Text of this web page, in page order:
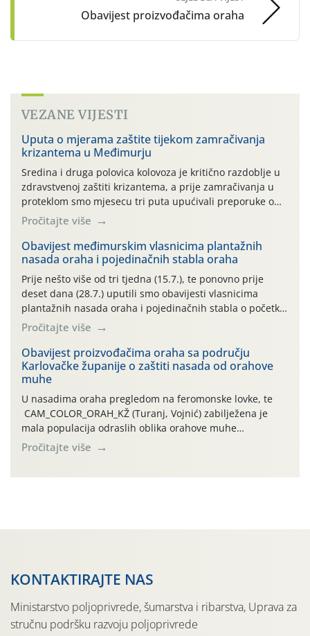
Obavijest proizvođačima oraha
VEZANE VIJESTI
Uputa o mjerama zaštite tijekom zamračivanja
krizantema u Međimurju
Sredina i druga polovica kolovoza je kritično razdoblje u
zdravstvenoj zaštiti krizantema, a prije zamračivanja u
proteklom smo mjesecu tri puta upućivali preporuke o
preventivnim mjerama zaštite krizantema od najčešćih
uzročnika bolesti, štetnika i fito-fagnih grinja (23.7., 14.7.,
06.7.)! Na početku ovog mjeseca je zabilježeno je
povijesno i ekstremno vruće meteorološko razdoblje, uz
najviše temperature […]
Pročitajte više
Obavijest međimurskim vlasnicima plantažnih
nasada oraha i pojedinačnih stabla oraha
Prije nešto više od tri tjedna (15.7.), te ponovno prije
deset dana (28.7.) uputili smo obavijesti vlasnicima
plantažnih nasada oraha i pojedinačnih stabla o početku
leta i ovogodišnjoj potrebi usmjerenog suzbijanja
orahove muhe (Rhagoletis completa)! Već dvanaest dana
traje drugi ovogodišnji “toplinski udar”, koji naročito
izražen zadnja šest dana (31.7.-05.8.), jer najviše
temperature zraka svakodnevno […]
Pročitajte više
Obavijest proizvođačima oraha sa području
Karlovačke županije o zaštiti nasada od orahove
muhe
U nasadima oraha pregledom na feromonske lovke, te
CAM_COLOR_ORAH_KŽ (Turanj, Vojnić) zabilježena je
mala populacija odraslih oblika orahove muhe
(Rhagoletis completa). Niska brojnost može se objasniti
činjenicom da je riječ o mladim nasadima s vrlo malim
Pročitajte više
KONTAKTIRAJTE NAS
Ministarstvo poljoprivrede, šumarstva i ribarstva, Uprava za
stručnu podršku razvoju poljoprivrede